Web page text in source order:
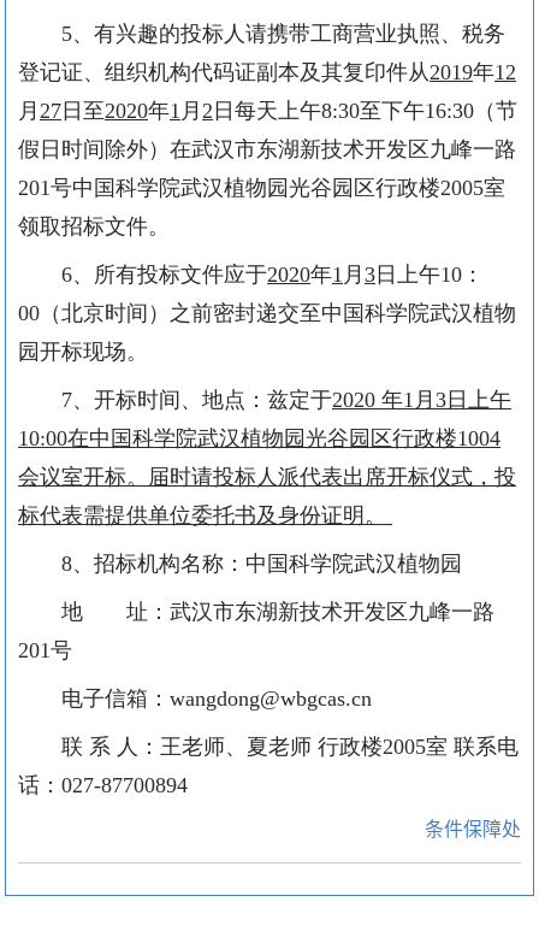
5、有兴趣的投标人请携带工商营业执照、税务
登记证、组织机构代码证副本及其复印件从2019年12
月 27 日至2020年1 月 2 日每天上午8:30至下午16:30 （节
假日时间除外）在武汉市东湖新技术开发区九峰一路
201号中国科学院武汉植物园光谷园区行政楼2005室
领取招标文件。
6、所有投标文件应于2020年1 月 3 日上午10 ：
00 （北京时间）之前密封递交至中国科学院武汉植物
园开标现场。
7、开标时间、地点：兹定于2020 年1 月 3 日上午
10:00在中国科学院武汉植物园光谷园区行政楼1004
会议室开标。届时请投标人派代表出席开标仪式，投
标代表需提供单位委托书及身份证明。
8、招标机构名称：中国科学院武汉植物园
地 址：武汉市东湖新技术开发区九峰一路
201号
电子信箱： wangdong@wbgcas.cn
联 系 人：王老师、夏老师 行政楼2005室 联系电
话： 027-87700894
条件保障处